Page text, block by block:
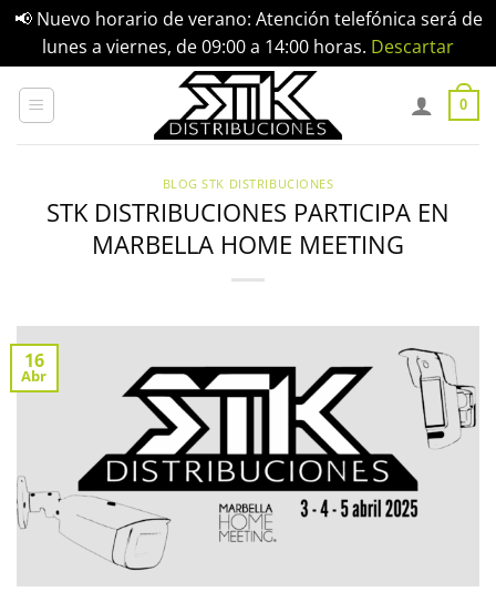
📢 Nuevo horario de verano: Atención telefónica será de
lunes a viernes, de 09:00 a 14:00 horas. Descartar
0
BLOG STK DISTRIBUCIONES
STK DISTRIBUCIONES PARTICIPA EN
MARBELLA HOME MEETING
16
Abr